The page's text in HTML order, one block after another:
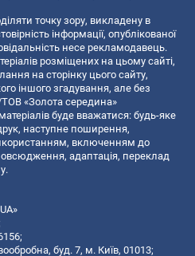
точку зору, викладену в
інформації, опублікованої
несе рекламодавець.
розміщених на цьому сайті,
на сторінку цього сайту,
іншого згадування, але без
«Золота середина»
буде вважатися: будь-яке
наступне поширення,
включенням до
адаптація, переклад
буд. 7, м. Київ, 01013;